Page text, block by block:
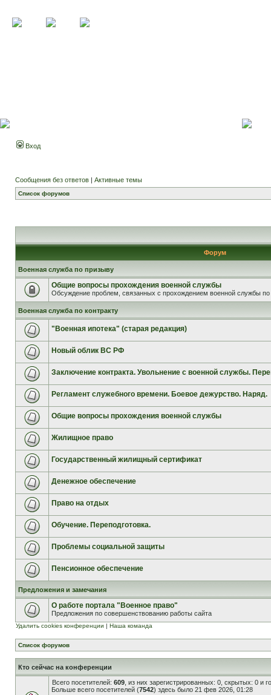
Вход
Сообщения без ответов | Активные темы
Список форумов
Форум
Военная служба по призыву
Общие вопросы прохождения военной службы
Обсуждение проблем, связанных с прохождением военной службы по
Военная служба по контракту
"Военная ипотека" (старая редакция)
Новый облик ВС РФ
Заключение контракта. Увольнение с военной службы.
Регламент служебного времени. Боевое дежурство. Наряд.
Общие вопросы прохождения военной службы
Жилищное право
Государственный жилищный сертификат
Денежное обеспечение
Право на отдых
Обучение. Переподготовка.
Проблемы социальной защиты
Пенсионное обеспечение
Предложения и замечания
О работе портала "Военное право"
Предложения по совершенствованию работы сайта
Удалить cookies конференции | Наша команда
Список форумов
Кто сейчас на конференции
Всего посетителей: 609 , из них зарегистрированных: 0, скрытых: 0 и
Больше всего посетителей (7542) здесь было 21 фев 2026, 01:28